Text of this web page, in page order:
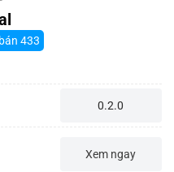
433
0.2.0
Xem ngay